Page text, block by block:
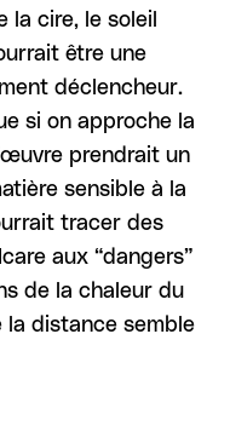
la cire, le soleil
être une
déclencheur.
si on approche la
prendrait un
sensible à la
tracer des
aux “dangers”
de la chaleur du
la distance semble